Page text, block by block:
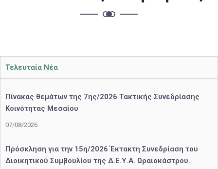
Τελευταία Νέα
Πίνακας θεμάτων της 7ης/2026 Τακτικής Συνεδρίασης
Κοινότητας Μεσαίου
07/08/2026
Πρόσκληση για την 15η/2026 Έκτακτη Συνεδρίαση του
Διοικητικού Συμβουλίου της Δ.Ε.Υ.Α. Ωραιοκάστρου.